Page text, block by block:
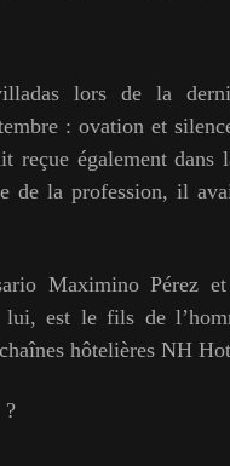
lors de la
: ovation et
reçue également
de la profession, il
Maximino Pérez
est le fils de
hôtelières NH
?